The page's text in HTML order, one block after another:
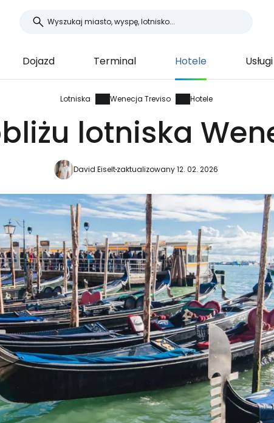
Dojazd Terminal Hotele Usługi
Lotniska Wenecja Treviso Hotele
lotniska
David Eiseltzaktualizowany 12. 02. 2026